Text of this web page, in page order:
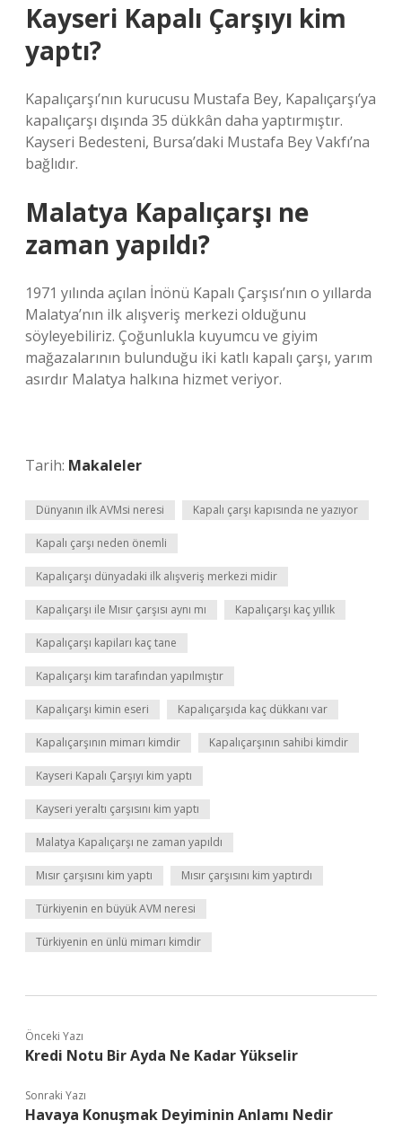
Kayseri Kapalı Çarşıyı kim
yaptı?
Kapalıçarşı’nın kurucusu Mustafa Bey, Kapalıçarşı’ya
kapalıçarşı dışında 35 dükkân daha yaptırmıştır.
Kayseri Bedesteni, Bursa’daki Mustafa Bey Vakfı’na
bağlıdır.
Malatya Kapalıçarşı ne
zaman yapıldı?
1971 yılında açılan İnönü Kapalı Çarşısı’nın o yıllarda
Malatya’nın ilk alışveriş merkezi olduğunu
söyleyebiliriz. Çoğunlukla kuyumcu ve giyim
mağazalarının bulunduğu iki katlı kapalı çarşı, yarım
asırdır Malatya halkına hizmet veriyor.
Tarih: Makaleler
Dünyanın ilk AVMsi neresi Kapalı çarşı kapısında ne yazıyor
Kapalı çarşı neden önemli
Kapalıçarşı dünyadaki ilk alışveriş merkezi midir
Kapalıçarşı ile Mısır çarşısı aynı mı Kapalıçarşı kaç yıllık
Kapalıçarşı kapiları kaç tane
Kapalıçarşı kim tarafından yapılmıştır
Kapalıçarşı kimin eseri Kapalıçarşıda kaç dükkanı var
Kapalıçarşının mimarı kimdir Kapalıçarşının sahibi kimdir
Kayseri Kapalı Çarşıyı kim yaptı
Kayseri yeraltı çarşısını kim yaptı
Malatya Kapalıçarşı ne zaman yapıldı
Mısır çarşısını kim yaptı Mısır çarşısını kim yaptırdı
Türkiyenin en büyük AVM neresi
Türkiyenin en ünlü mimarı kimdir
Önceki Yazı
Kredi Notu Bir Ayda Ne Kadar Yükselir
Sonraki Yazı
Havaya Konuşmak Deyiminin Anlamı Nedir